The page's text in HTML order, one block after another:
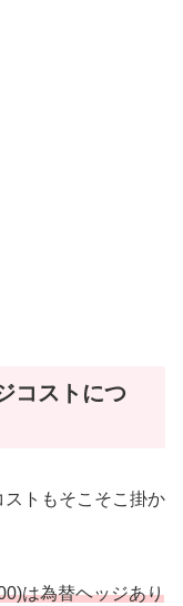
コストにつ
トもそこそこ掛か
は為替ヘッジあり